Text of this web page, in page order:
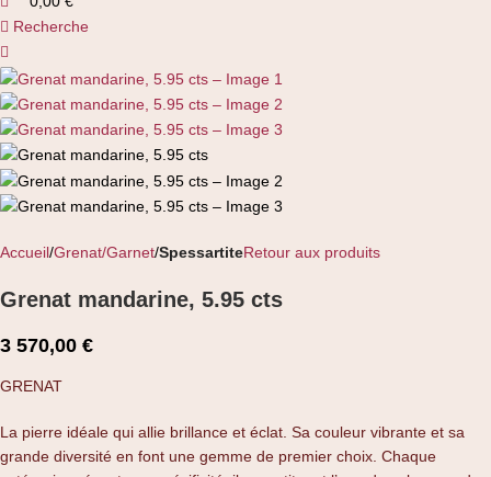
Recherche
Accueil Grenat/Garnet SpessartiteRetour aux produits
Grenat mandarine, 5.95 cts
3 570,00 €
GRENAT
La pierre idéale qui allie brillance et éclat. Sa couleur vibrante et sa
grande diversité en font une gemme de premier choix. Chaque